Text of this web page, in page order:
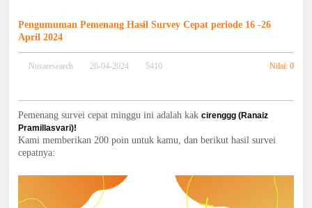
Pengumuman Pemenang Hasil Survey Cepat periode 16 -26
April 2024
Nusaresearch 26-04-2024 5410 Nilai: 0
Pemenang survei cepat minggu ini adalah kakcirenggg (Ranaiz
Pramillasvari)!
Kami memberikan 200 poin untuk kamu, dan berikut hasil survei
cepatnya: